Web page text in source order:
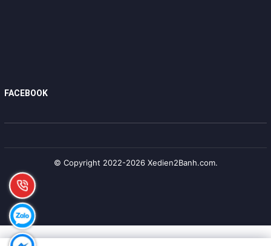
FACEBOOK
© Copyright 2022-2026 Xedien2Banh.com.